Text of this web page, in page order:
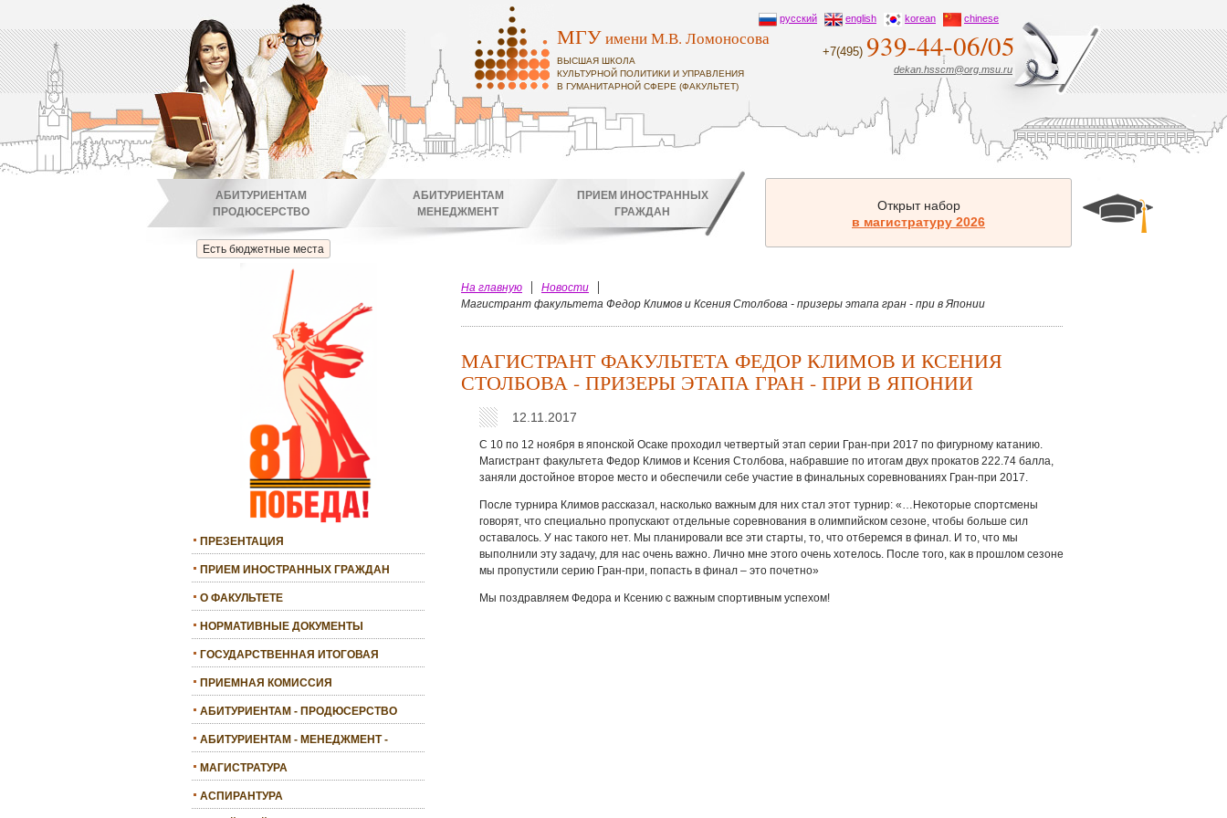
русский english korean chinese
МГУимени М.В. Ломоносова
ВЫСШАЯ ШКОЛА
КУЛЬТУРНОЙ ПОЛИТИКИ И УПРАВЛЕНИЯ
В ГУМАНИТАРНОЙ СФЕРЕ (ФАКУЛЬТЕТ)
+7(495) 939-44-06/05
dekan.hsscm@org.msu.ru
Есть бюджетные места
АБИТУРИЕНТАМ
ПРОДЮСЕРСТВО
АБИТУРИЕНТАМ
МЕНЕДЖМЕНТ
ПРИЕМ ИНОСТРАННЫХ
ГРАЖДАН
Открыт набор
в магистратуру 2026
ПРЕЗЕНТАЦИЯ
ПРИЕМ ИНОСТРАННЫХ ГРАЖДАН
О ФАКУЛЬТЕТЕ
НОРМАТИВНЫЕ ДОКУМЕНТЫ
ГОСУДАРСТВЕННАЯ ИТОГОВАЯ
ПРИЕМНАЯ КОМИССИЯ
АБИТУРИЕНТАМ - ПРОДЮСЕРСТВО
АБИТУРИЕНТАМ - МЕНЕДЖМЕНТ -
МАГИСТРАТУРА
АСПИРАНТУРА
На главную
Новости
Магистрант факультета Федор Климов и Ксения Столбова - призеры этапа гран - при в Японии
МАГИСТРАНТ ФАКУЛЬТЕТА ФЕДОР КЛИМОВ И КСЕНИЯ
СТОЛБОВА - ПРИЗЕРЫ ЭТАПА ГРАН - ПРИ В ЯПОНИИ
12.11.2017
С 10 по 12 ноября в японской Осаке проходил четвертый этап серии Гран-при 2017 по фигурному катанию.
Магистрант факультета Федор Климов и Ксения Столбова, набравшие по итогам двух прокатов 222.74 балла,
заняли достойное второе место и обеспечили себе участие в финальных соревнованиях Гран-при 2017.
После турнира Климов рассказал, насколько важным для них стал этот турнир: «…Некоторые спортсмены
говорят, что специально пропускают отдельные соревнования в олимпийском сезоне, чтобы больше сил
оставалось. У нас такого нет. Мы планировали все эти старты, то, что отберемся в финал. И то, что мы
выполнили эту задачу, для нас очень важно. Лично мне этого очень хотелось. После того, как в прошлом сезоне
мы пропустили серию Гран-при, попасть в финал – это почетно»
Мы поздравляем Федора и Ксению с важным спортивным успехом!